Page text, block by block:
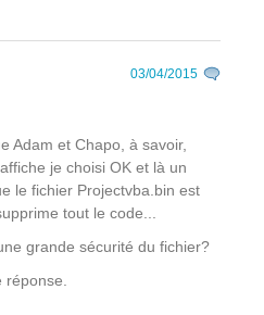
03/04/2015
Adam et Chapo, à savoir,
je choisi OK et là un
le fichier Projectvba.bin est
tout le code...
grande sécurité du fichier?